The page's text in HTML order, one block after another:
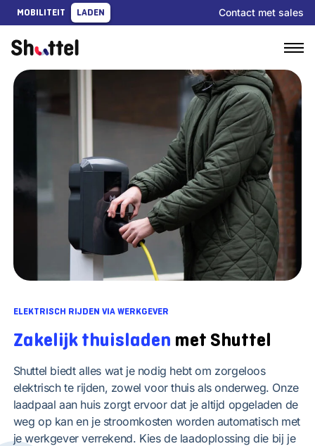
naar
content
MOBILITEIT LADEN Contact met sales
ELEKTRISCH RIJDEN VIA WERKGEVER
Zakelijk thuisladen met Shuttel
Shuttel biedt alles wat je nodig hebt om zorgeloos
elektrisch te rijden, zowel voor thuis als onderweg. Onze
laadpaal aan huis zorgt ervoor dat je altijd opgeladen de
weg op kan en je stroomkosten worden automatisch met
je werkgever verrekend. Kies de laadoplossing die bij je